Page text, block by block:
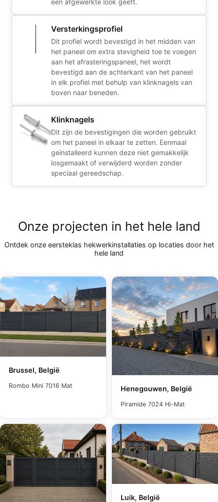
een afgewerkte look geeft.
Versterkingsprofiel
Dit profiel wordt bevestigd in het midden van
het paneel om extra stevigheid toe te voegen
aan het afrasteringspaneel, het wordt
bevestigd aan de achterkant van het paneel
in elk profiel met behulp van klinknagels van
boven naar beneden.
Klinknagels
Dit zijn de bevestigingen die worden gebruikt
om het paneel in elkaar te zetten. Eenmaal
geïnstalleerd kunnen deze niet gemakkelijk
losgemaakt of verwijderd worden zonder
speciaal gereedschap.
Onze projecten in het hele land
Ontdek onze eersteklas hekwerkinstallaties op locaties door het
hele land
Brussel, België
Rombo Mini 7016 Mat Henegouwen, België
Piramide 7024 Hi-Mat
Luik, België